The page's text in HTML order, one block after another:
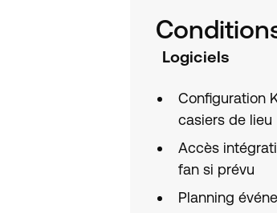
Logiciels
Configuration
casiers de lieu
Accès
fan si prévu
Planning